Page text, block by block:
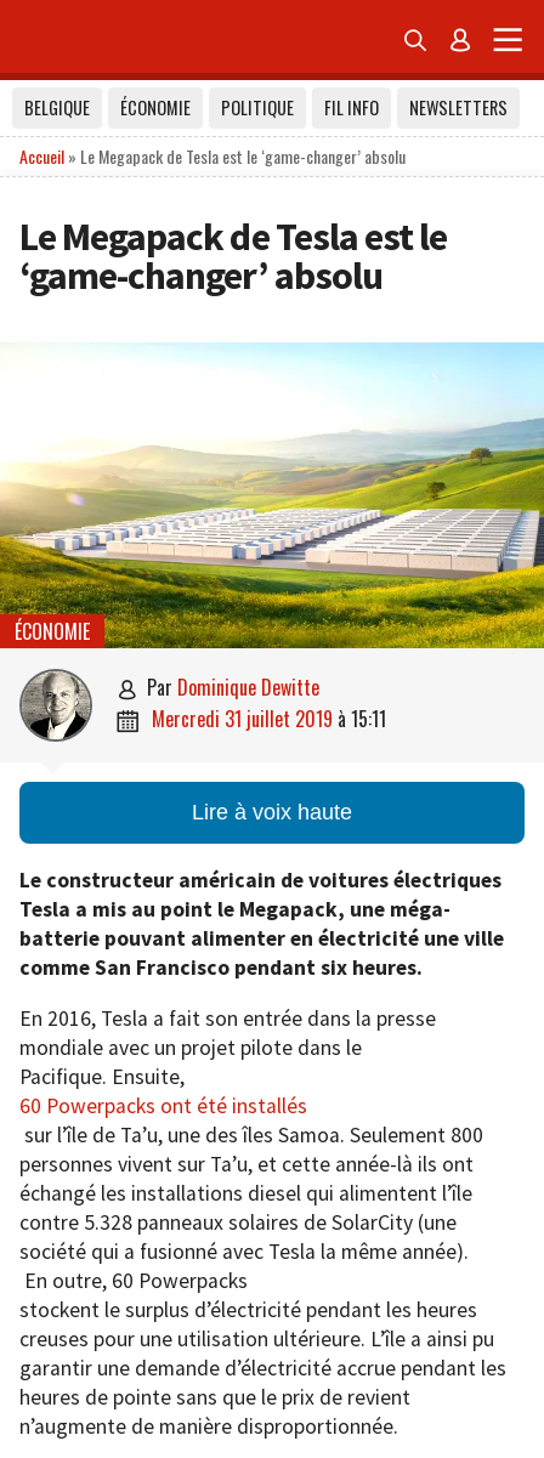
 
BELGIQUE ÉCONOMIE POLITIQUE FIL INFO
NEWSLETTERS
Accueil» Le Megapack de Tesla est le ‘game-changer’ absolu
Le Megapack de Tesla est le
‘game-changer’ absolu
ÉCONOMIE
 par Dominique Dewitte
 mercredi 31 juillet 2019 à 15:11
Lire à voix haute
Le constructeur américain de voitures électriques
Tesla a mis au point le Megapack, une méga-
batterie pouvant alimenter en électricité une ville
comme San Francisco pendant six heures.
En 2016, Tesla a fait son entrée dans la presse
mondiale avec un projet pilote dans le
Pacifique. Ensuite,
60 Powerpacks ont été installés
sur l’île de Ta’u, une des îles Samoa. Seulement 800
personnes vivent sur Ta’u, et cette année-là ils ont
échangé les installations diesel qui alimentent l’île
contre 5.328 panneaux solaires de SolarCity (une
société qui a fusionné avec Tesla la même année).
En outre, 60 Powerpacks
stockent le surplus d’électricité pendant les heures
creuses pour une utilisation ultérieure. L’île a ainsi pu
garantir une demande d’électricité accrue pendant les
heures de pointe sans que le prix de revient
n’augmente de manière disproportionnée.